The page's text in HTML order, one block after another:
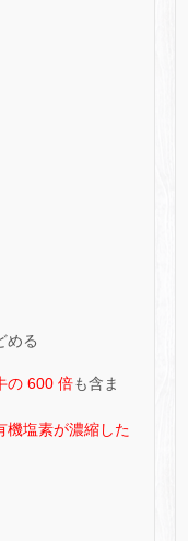
める
の 600 倍も含ま
機塩素が濃縮した